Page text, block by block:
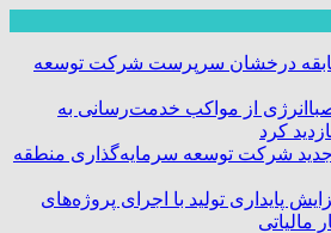
درخشان سرپرست شرکت توسعه
از مواکب خدمت‌رسانی به
کرد
جدید شرکت توسعه سرمایه‌گذاری منطقه
پایداری تولید با اجرای پروژه‌های